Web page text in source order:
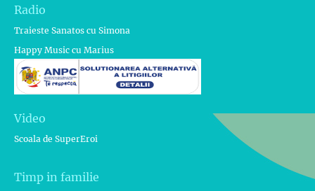
Radio
Traieste Sanatos cu Simona
Happy Music cu Marius
Video
Scoala de SuperEroi
Timp in familie